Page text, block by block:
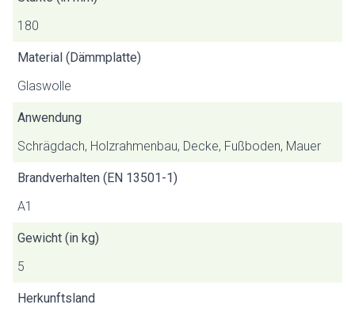
180
Material (Dämmplatte)
Glaswolle
Anwendung
Schrägdach, Holzrahmenbau, Decke, Fußboden, Mauer
Brandverhalten (EN 13501-1)
A1
Gewicht (in kg)
5
Herkunftsland